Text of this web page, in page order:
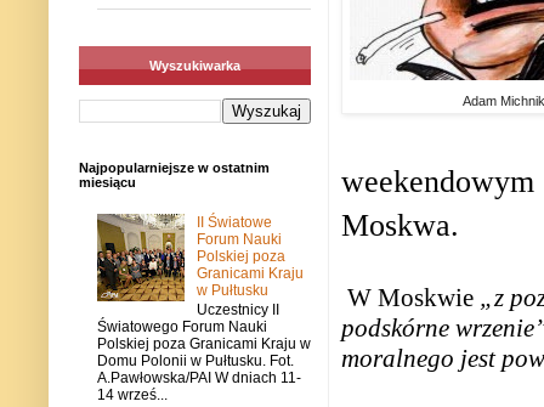
Adam
Moskwa.
W Moskwie „z
podskórne
moralnego jest
Wyszukiwarka
Najpopularniejsze w ostatnim
miesiącu
II Światowe
Forum Nauki
Polskiej poza
Granicami Kraju
w Pułtusku
Uczestnicy II
Światowego Forum Nauki
Polskiej poza Granicami Kraju w
Domu Polonii w Pułtusku. Fot.
A.Pawłowska/PAI W dniach 11-
14 wrześ...